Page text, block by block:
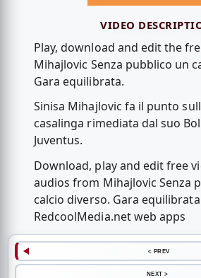
VIDEO
Play, download and edit the
Mihajlovic Senza pubblico un
Gara equilibrata.
Sinisa Mihajlovic fa il punto
casalinga rimediata dal suo
Juventus.
Download, play and edit free
audios from Mihajlovic Senza
calcio diverso. Gara
RedcoolMedia.net web apps
< PREV
NEXT >